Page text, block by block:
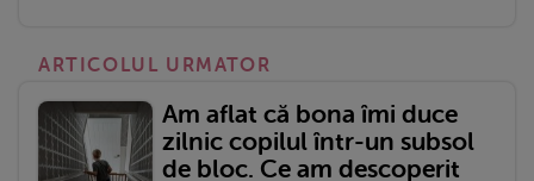
ARTICOLUL URMATOR
Am aflat că bona îmi duce
zilnic copilul într-un subsol
de bloc. Ce am descoperit